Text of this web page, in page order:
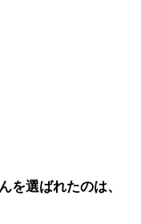
選ばれたのは、